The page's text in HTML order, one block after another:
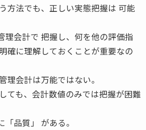
方法でも、正しい実態把握は 可能
理会計で 把握し、何を他の評価指
確に理解しておくことが重要なの
理会計は万能ではない。
ても、会計数値のみでは把握が困難
品質」 がある。